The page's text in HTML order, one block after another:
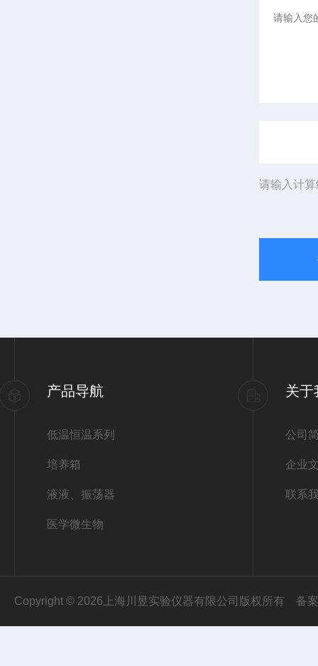
请输入计
产品导航
低温恒温系列
培养箱
液液、振荡器
医学微生物
关于
公司
企业
联系
Copyright © 2026上海川昱实验仪器有限公司版权所有 备